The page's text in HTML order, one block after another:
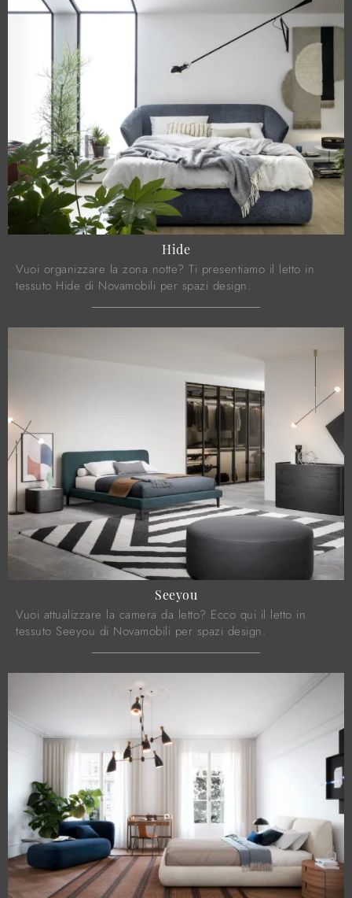
Hide
Vuoi organizzare la zona notte? Ti presentiamo il letto in
tessuto Hide di Novamobili per spazi design.
Seeyou
Vuoi attualizzare la camera da letto? Ecco qui il letto in
tessuto Seeyou di Novamobili per spazi design.